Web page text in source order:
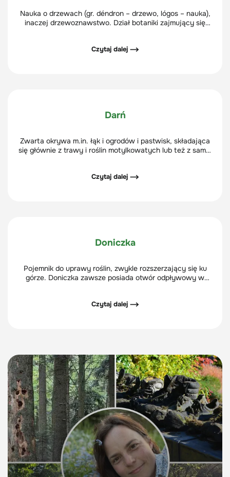
Nauka o drzewach (gr. déndron – drzewo, lógos – nauka),
inaczej drzewoznawstwo. Dział botaniki zajmujący się
introdukcją – wprowadzeniem do uprawy obcych
Czytaj dalej ⟶
Darń
Zwarta okrywa m.in. łąk i ogrodów i pastwisk, składająca
się głównie z trawy i roślin motylkowatych lub też z samej
Czytaj dalej ⟶
Doniczka
Pojemnik do uprawy roślin, zwykle rozszerzający się ku
górze. Doniczka zawsze posiada otwór odpływowy w
odpływowego.
Czytaj dalej ⟶